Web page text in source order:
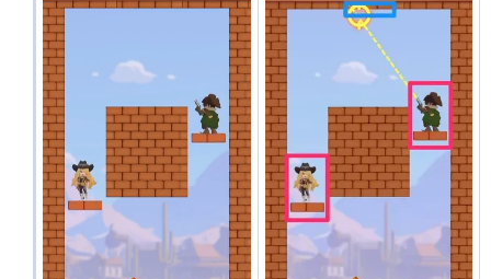
52 53 54 55 56 57 58 59 60
65 66 70
75 76 79 80
83 84 85 86 88 89 90
92 93 94 95 96 97 98 99 100
101 102 103 105 106 107 110
111 112 113 114 115 116 117 118 119 120